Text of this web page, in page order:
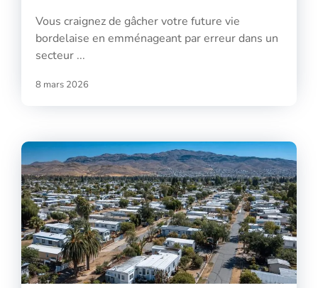
Vous craignez de gâcher votre future vie
bordelaise en emménageant par erreur dans un
secteur ...
8 mars 2026